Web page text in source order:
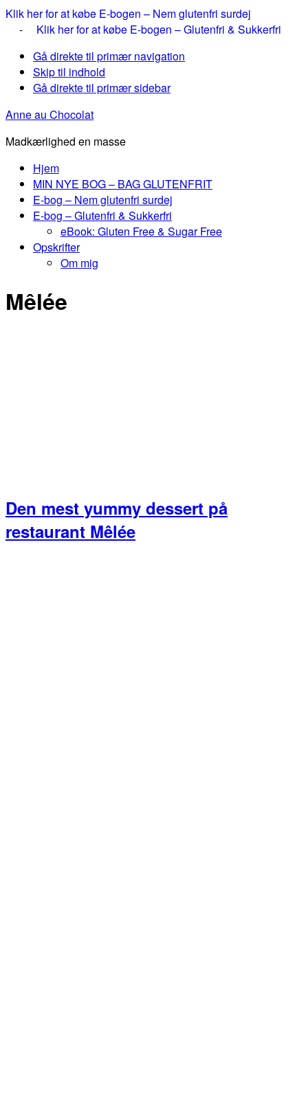
Klik her for at købe E-bogen – Nem glutenfri surdej
- Klik her for at købe E-bogen – Glutenfri & Sukkerfri
Gå direkte til primær navigation
Skip til indhold
Gå direkte til primær sidebar
Anne au Chocolat
Madkærlighed en masse
Hjem
MIN NYE BOG – BAG GLUTENFRIT
E-bog – Nem glutenfri surdej
E-bog – Glutenfri & Sukkerfri
eBook: Gluten Free & Sugar Free
Opskrifter
Om mig
Mêlée
Den mest yummy dessert på
restaurant Mêlée